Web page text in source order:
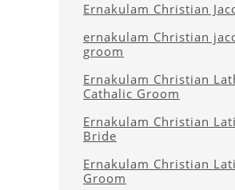
Ernakulam Christian
ernakulam Christian
groom
Ernakulam Christian
Cathalic Groom
Ernakulam Christian
Bride
Ernakulam Christian
Groom